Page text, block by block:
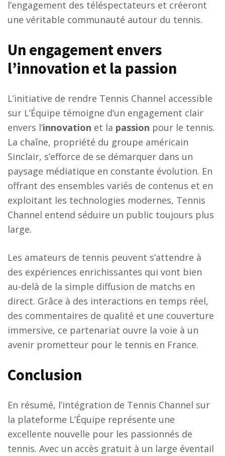
l’engagement des téléspectateurs et créeront
une véritable communauté autour du tennis.
Un engagement envers
l’innovation et la passion
L’initiative de rendre Tennis Channel accessible
sur L’Équipe témoigne d’un engagement clair
envers l’innovation et la passion pour le tennis.
La chaîne, propriété du groupe américain
Sinclair, s’efforce de se démarquer dans un
paysage médiatique en constante évolution. En
offrant des ensembles variés de contenus et en
exploitant les technologies modernes, Tennis
Channel entend séduire un public toujours plus
large.
Les amateurs de tennis peuvent s’attendre à
des expériences enrichissantes qui vont bien
au-delà de la simple diffusion de matchs en
direct. Grâce à des interactions en temps réel,
des commentaires de qualité et une couverture
immersive, ce partenariat ouvre la voie à un
avenir prometteur pour le tennis en France.
Conclusion
En résumé, l’intégration de Tennis Channel sur
la plateforme L’Équipe représente une
excellente nouvelle pour les passionnés de
tennis. Avec un accès gratuit à un large éventail